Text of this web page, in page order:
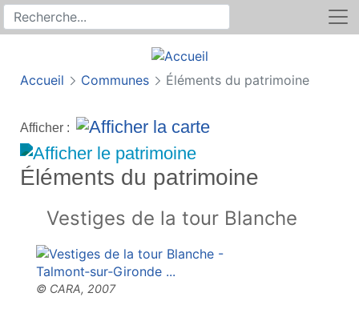
Recherche sur le site
Rechercher
Accueil Communes Éléments du patrimoine
Afficher :
Éléments du patrimoine
Vestiges de la tour Blanche